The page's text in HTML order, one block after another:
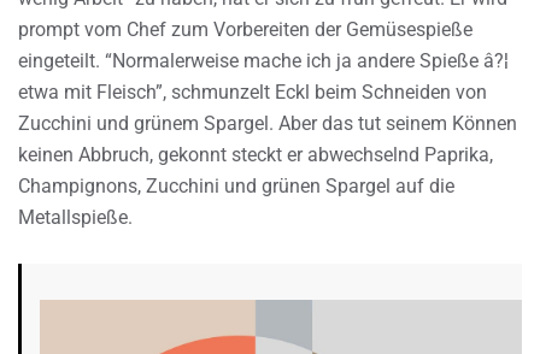
prompt vom Chef zum Vorbereiten der Gemüsespieße
eingeteilt. “Normalerweise mache ich ja andere Spieße â?¦
etwa mit Fleisch”, schmunzelt Eckl beim Schneiden von
Zucchini und grünem Spargel. Aber das tut seinem Können
keinen Abbruch, gekonnt steckt er abwechselnd Paprika,
Champignons, Zucchini und grünen Spargel auf die
Metallspieße.